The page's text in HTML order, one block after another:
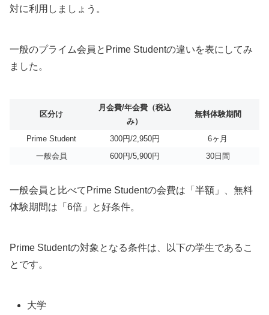
対に利用しましょう。
一般のプライム会員とPrime Studentの違いを表にしてみ
ました。
区分け
月会費/年会費（税込
み）
無料体験期間
Prime Student 300円/2,950円
6ヶ月
一般会員
600円/5,900円 30日間
一般会員と比べてPrime Studentの会費は「半額」、無料
体験期間は「6倍」と好条件。
Prime Studentの対象となる条件は、以下の学生であるこ
とです。
大学